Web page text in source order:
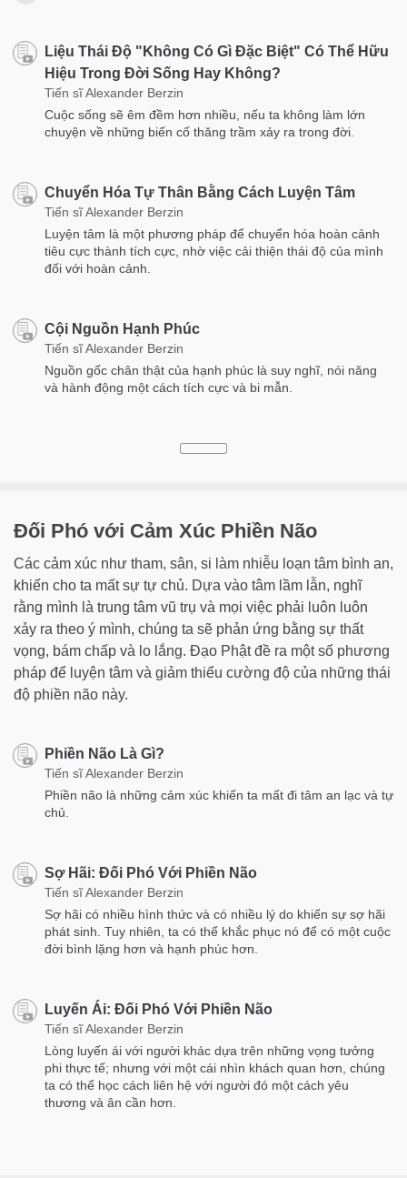
Liệu Thái Độ "Không Có Gì Đặc Biệt" Có Thể Hữu
Hiệu Trong Đời Sống Hay Không?
Tiến sĩ Alexander Berzin
Cuộc sống sẽ êm đềm hơn nhiều, nếu ta không làm lớn
chuyện về những biến cố thăng trầm xảy ra trong đời.
Chuyển Hóa Tự Thân Bằng Cách Luyện Tâm
Tiến sĩ Alexander Berzin
Luyện tâm là một phương pháp để chuyển hóa hoàn cảnh
tiêu cực thành tích cực, nhờ việc cải thiện thái độ của mình
đối với hoàn cảnh.
Cội Nguồn Hạnh Phúc
Tiến sĩ Alexander Berzin
Nguồn gốc chân thật của hạnh phúc là suy nghĩ, nói năng
và hành động một cách tích cực và bi mẫn.
Đối Phó với Cảm Xúc Phiền Não
Các cảm xúc như tham, sân, si làm nhiễu loạn tâm bình an,
khiến cho ta mất sự tự chủ. Dựa vào tâm lầm lẫn, nghĩ
rằng mình là trung tâm vũ trụ và mọi việc phải luôn luôn
xảy ra theo ý mình, chúng ta sẽ phản ứng bằng sự thất
vọng, bám chấp và lo lắng. Đạo Phật đề ra một số phương
pháp để luyện tâm và giảm thiểu cường độ của những thái
độ phiền não này.
Phiền Não Là Gì?
Tiến sĩ Alexander Berzin
Phiền não là những cảm xúc khiến ta mất đi tâm an lạc và tự
chủ.
Sợ Hãi: Đối Phó Với Phiền Não
Tiến sĩ Alexander Berzin
Sợ hãi có nhiều hình thức và có nhiều lý do khiến sự sợ hãi
phát sinh. Tuy nhiên, ta có thể khắc phục nó để có một cuộc
đời bình lặng hơn và hạnh phúc hơn.
Luyến Ái: Đối Phó Với Phiền Não
Tiến sĩ Alexander Berzin
Lòng luyến ái với người khác dựa trên những vọng tưởng
phi thực tế; nhưng với một cái nhìn khách quan hơn, chúng
ta có thể học cách liên hệ với người đó một cách yêu
thương và ân cần hơn.